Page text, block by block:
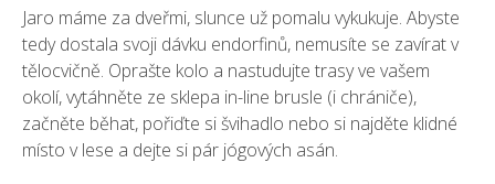
Jaro máme za dveřmi, slunce už pomalu vykukuje. Abyste
tedy dostala svoji dávku endorfinů, nemusíte se zavírat v
tělocvičně. Oprašte kolo a nastudujte trasy ve vašem
okolí, vytáhněte ze sklepa in-line brusle (i chrániče),
začněte běhat, pořiďte si švihadlo nebo si najděte klidné
místo v lese a dejte si pár jógových asán.